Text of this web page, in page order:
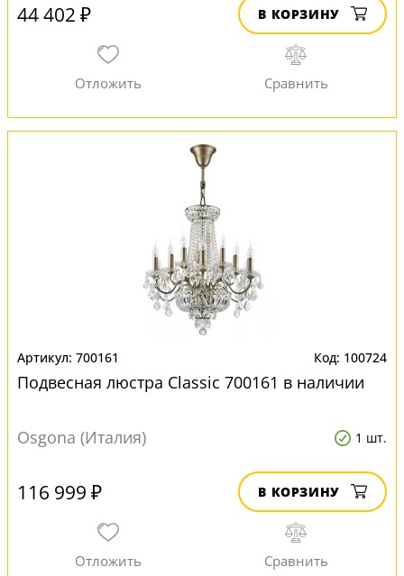
44 402 ₽ В КОРЗИНУ
700161 100724
Подвесная люстра Classic 700161 в наличии
Osgona (Италия) 1 шт.
116 999 ₽ В КОРЗИНУ